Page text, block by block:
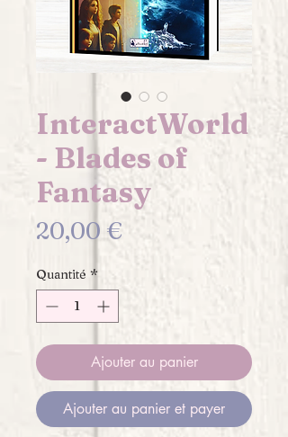
InteractWorld
- Blades of
Fantasy
20,00 €
Quantité *
Ajouter au panier
Ajouter au panier et payer